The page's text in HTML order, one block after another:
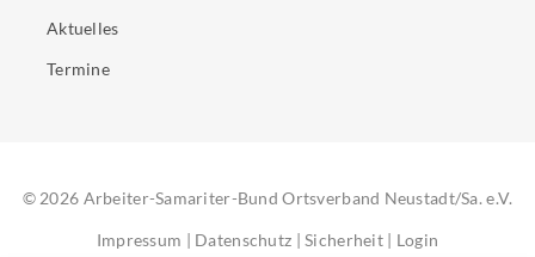
Aktuelles
Termine
© 2026 Arbeiter-Samariter-Bund Ortsverband Neustadt/Sa. e.V.
Impressum | Datenschutz | Sicherheit | Login